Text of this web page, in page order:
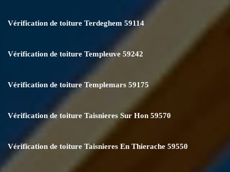
Vérification de toiture Terdeghem 59114
Vérification de toiture Templeuve 59242
Vérification de toiture Templemars 59175
Vérification de toiture Taisnieres Sur Hon 59570
Vérification de toiture Taisnieres En Thierache 59550